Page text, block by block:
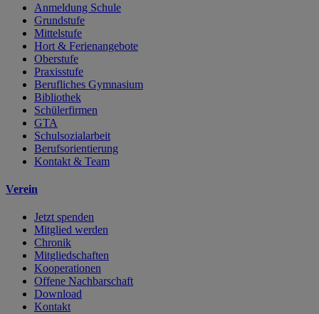
Anmeldung Schule
Grundstufe
Mittelstufe
Hort & Ferienangebote
Oberstufe
Praxisstufe
Berufliches Gymnasium
Bibliothek
Schülerfirmen
GTA
Schulsozialarbeit
Berufsorientierung
Kontakt & Team
Verein
Jetzt spenden
Mitglied werden
Chronik
Mitgliedschaften
Kooperationen
Offene Nachbarschaft
Download
Kontakt